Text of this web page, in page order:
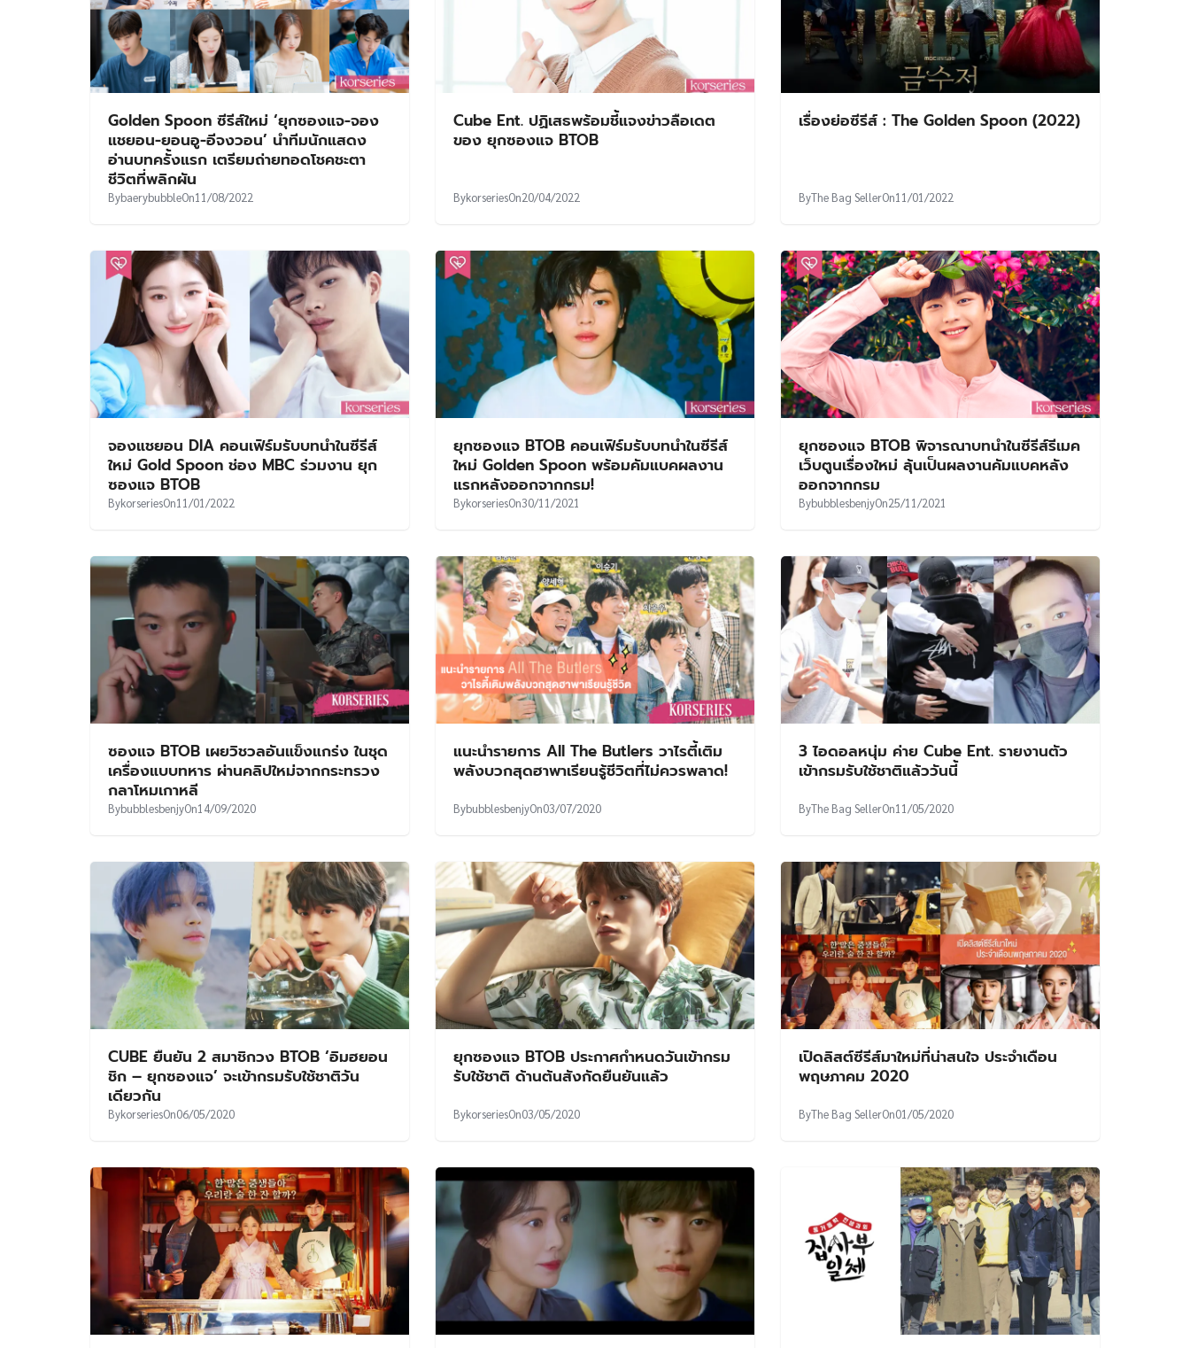
Golden Spoon ซีรีส์ใหม่ ‘ยุกซองแจ-จอง
แชยอน-ยอนอู-อีจงวอน’ นำทีมนักแสดง
อ่านบทครั้งแรก เตรียมถ่ายทอดโชคชะตา
ชีวิตที่พลิกผัน
BybaerybubbleOn11/08/2022
Cube Ent. ปฏิเสธพร้อมชี้แจงข่าวลือเดต
ของ ยุกซองแจ BTOB
BykorseriesOn20/04/2022
เรื่องย่อซีรีส์ : The Golden Spoon (2022)
ByThe Bag SellerOn11/01/2022
จองแชยอน DIA คอนเฟิร์มรับบทนำในซีรีส์
ใหม่ Gold Spoon ช่อง MBC ร่วมงาน ยุก
ซองแจ BTOB
BykorseriesOn11/01/2022
ยุกซองแจ BTOB คอนเฟิร์มรับบทนำในซีรีส์
ใหม่ Golden Spoon พร้อมคัมแบคผลงาน
แรกหลังออกจากกรม!
BykorseriesOn30/11/2021
ยุกซองแจ BTOB พิจารณาบทนำในซีรีส์รีเมค
เว็บตูนเรื่องใหม่ ลุ้นเป็นผลงานคัมแบคหลัง
ออกจากกรม
BybubblesbenjyOn25/11/2021
ซองแจ BTOB เผยวิชวลอันแข็งแกร่ง ในชุด
เครื่องแบบทหาร ผ่านคลิปใหม่จากกระทรวง
กลาโหมเกาหลี
BybubblesbenjyOn14/09/2020
แนะนำรายการ All The Butlers วาไรตี้เติม
พลังบวกสุดฮาพาเรียนรู้ชีวิตที่ไม่ควรพลาด!
BybubblesbenjyOn03/07/2020
3 ไอดอลหนุ่ม ค่าย Cube Ent. รายงานตัว
เข้ากรมรับใช้ชาติแล้ววันนี้
ByThe Bag SellerOn11/05/2020
CUBE ยืนยัน 2 สมาชิกวง BTOB ‘อิมฮยอน
ชิก – ยุกซองแจ’ จะเข้ากรมรับใช้ชาติวัน
เดียวกัน
BykorseriesOn06/05/2020
ยุกซองแจ BTOB ประกาศกำหนดวันเข้ากรม
รับใช้ชาติ ด้านต้นสังกัดยืนยันแล้ว
BykorseriesOn03/05/2020
เปิดลิสต์ซีรีส์มาใหม่ที่น่าสนใจ ประจำเดือน
พฤษภาคม 2020
ByThe Bag SellerOn01/05/2020